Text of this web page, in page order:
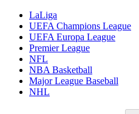
LaLiga
UEFA Champions League
UEFA Europa League
Premier League
NFL
NBA Basketball
Major League Baseball
NHL